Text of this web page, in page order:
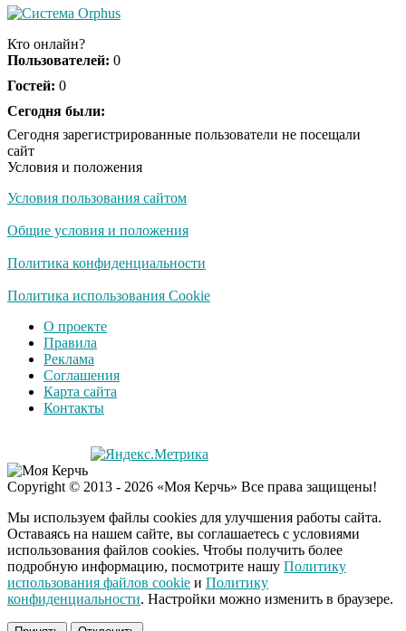
Кто онлайн?
Пользователей: 0
Гостей: 0
Сегодня были:
Сегодня зарегистрированные пользователи не посещали
сайт
Условия и положения
Условия пользования сайтом
Общие условия и положения
Политика конфиденциальности
Политика использования Cookie
О проекте
Правила
Реклама
Соглашения
Карта сайта
Контакты
Copyright © 2013 - 2026 «Моя Керчь» Все права защищены!
Мы используем файлы cookies для улучшения работы сайта.
Оставаясь на нашем сайте, вы соглашаетесь с условиями
использования файлов cookies. Чтобы получить более
подробную информацию, посмотрите нашу Политику
использования файлов cookie и Политику
конфиденциальности. Настройки можно изменить в браузере.